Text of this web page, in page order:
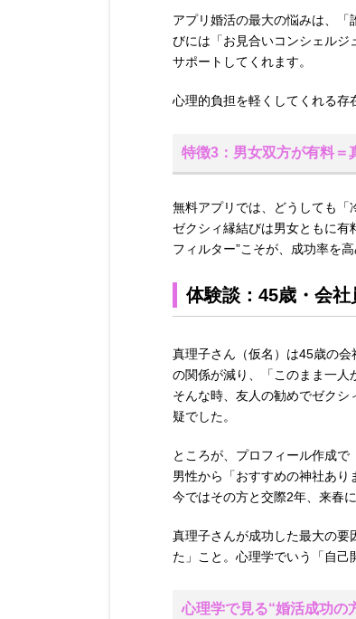
アプリ婚活の最大の悩みは、
びには「お見合いコンシェル
サポートしてくれます。
心理的負担を軽くしてくれる存
特徴3：男女双方が有料＝
無料アプリでは、どうしても「
ゼクシィ縁結びは男女ともに有
フィルター”こそが、成功率を
体験談：45歳・会
真理子さん（仮名）は45歳の
の関係が減り、「このまま一人
そんな時、友人の勧めでゼク
疑でした。
ところが、プロフィール作成
男性から「おすすめの神社あり
今ではその方と交際2年、来春
真理子さんが成功した最大の
た」こと。心理学でいう「自己
心理学で見る“婚活成功の